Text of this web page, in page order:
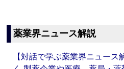
薬業界ニュース解説
【対話で学ぶ薬業界ニュー